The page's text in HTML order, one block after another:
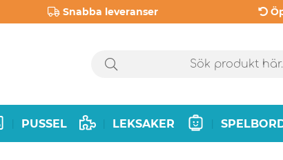
Snabba leveranser
PUSSEL LEKSAKER